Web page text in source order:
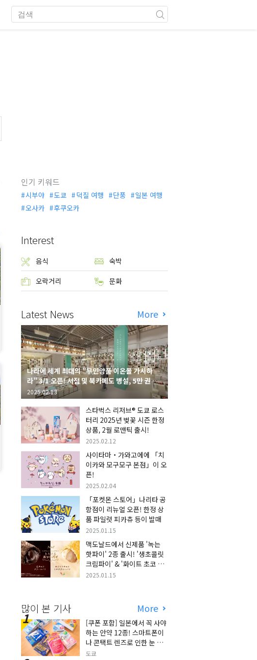
인기 키워드
시부야 도쿄 덕질 여행 단풍
일본 여행
오사카
후쿠오카
Interest
음식 숙박
오락거리 문화
Latest News More
나라에 세계 최대의 "무인양품 이온몰 가시하
라" 3/1 오픈! 서점 및 북카페도 병설, 5만 권의
"가시하라 서점"도 출점
2025.02.13
스타벅스 리저브® 도쿄 로스
터리 2025년 벚꽃 시즌 한정
상품, 2월 로맨틱 출시!
2025.02.12
사이타마・가와고에에 「치
이카와 모구모구 본점」이 오
픈!
2025.02.04
「포켓몬 스토어」나리타 공
항점이 리뉴얼 오픈! 한정 상
품 파일럿 피카츄 등이 발매
2025.01.15
맥도날드에서 신제품 '녹는
핫파이' 2종 출시! '생초콜릿
크림파이' & '화이트 초코 밀
크티 파이' 출시!
2025.01.15
많이 본 기사 More
[쿠폰 포함] 일본에서 꼭 사야
하는 안약 12종! 스마트폰이
나 콘택트 렌즈로 인한 눈 피
로에 최적!
도쿄